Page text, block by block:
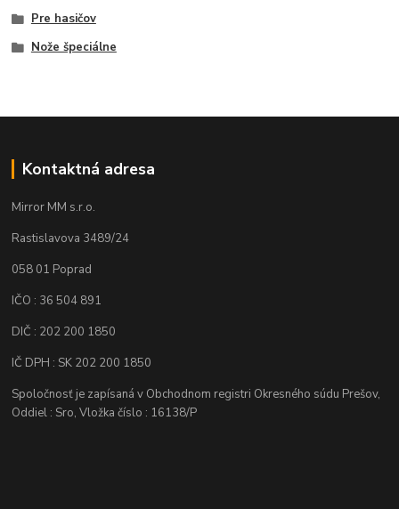
Pre hasičov
Nože špeciálne
Kontaktná adresa
Mirror MM s.r.o.
Rastislavova 3489/24
058 01 Poprad
IČO : 36 504 891
DIČ : 202 200 1850
IČ DPH : SK 202 200 1850
Spoločnosť je zapísaná v Obchodnom registri Okresného súdu Prešov,
Oddiel : Sro, Vložka číslo : 16138/P